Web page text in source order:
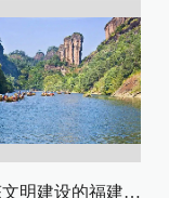
数字生态文明建设的福建路径与启示